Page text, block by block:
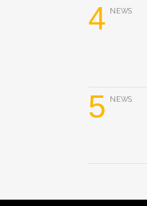
4 NEWS
5 NEWS